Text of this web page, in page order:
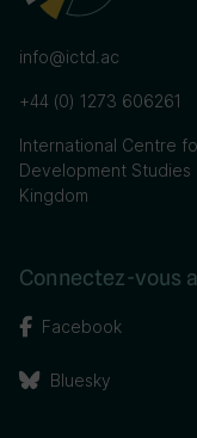
info@ictd.ac
+44 (0) 1273 606261
International Centre
Development Studies
Kingdom
Connectez-vous
Facebook
Bluesky